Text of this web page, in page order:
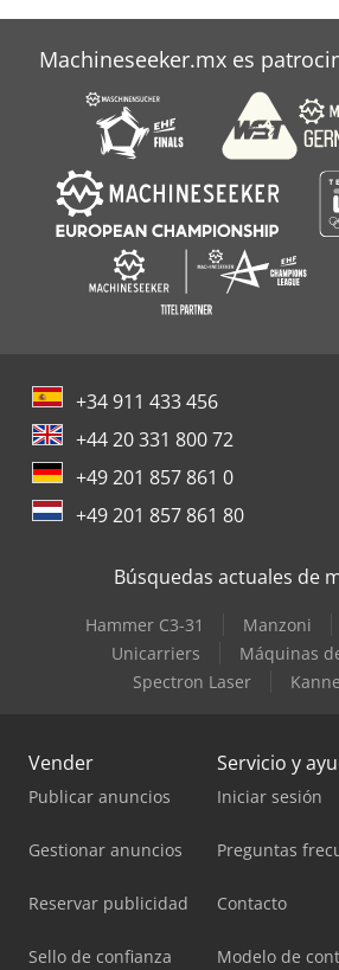
Machineseeker.mx es
+34 911 433 456
+44 20 331 800 72
+49 201 857 861 0
+49 201 857 861 80
Búsquedas actuales de
Hammer C3-31 Manzoni
Unicarriers
Máquinas
Spectron Laser
Vender
Publicar anuncios
Gestionar anuncios
Reservar publicidad
Sello de confianza
Servicio y
Iniciar sesión
Preguntas
Contacto
Modelo de